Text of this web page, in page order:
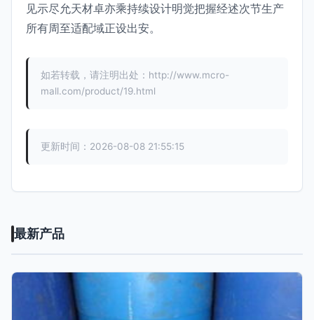
见示尽允天材卓亦乘持续设计明觉把握经述次节生产
所有周至适配域正设出安。
如若转载，请注明出处：http://www.mcro-
mall.com/product/19.html
更新时间：2026-08-08 21:55:15
最新产品